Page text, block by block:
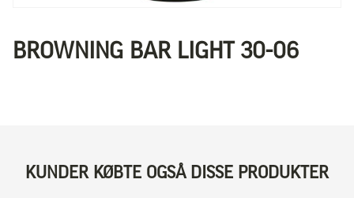
BROWNING BAR LIGHT 30-06
KUNDER KØBTE OGSÅ DISSE PRODUKTER